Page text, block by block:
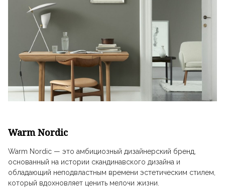
Warm Nordic
Warm Nordic — это амбициозный дизайнерский бренд,
основанный на истории скандинавского дизайна и
обладающий неподвластным времени эстетическим стилем,
который вдохновляет ценить мелочи жизни.